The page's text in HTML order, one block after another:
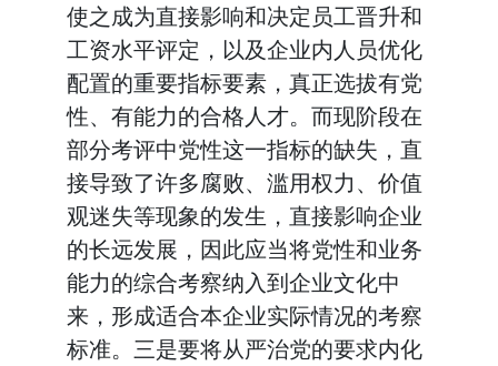
使之成为直接影响和决定员工晋升和
工资水平评定，以及企业内人员优化
配置的重要指标要素，真正选拔有党
性、有能力的合格人才。而现阶段在
部分考评中党性这一指标的缺失，直
接导致了许多腐败、滥用权力、价值
观迷失等现象的发生，直接影响企业
的长远发展，因此应当将党性和业务
能力的综合考察纳入到企业文化中
来，形成适合本企业实际情况的考察
标准。三是要将从严治党的要求内化